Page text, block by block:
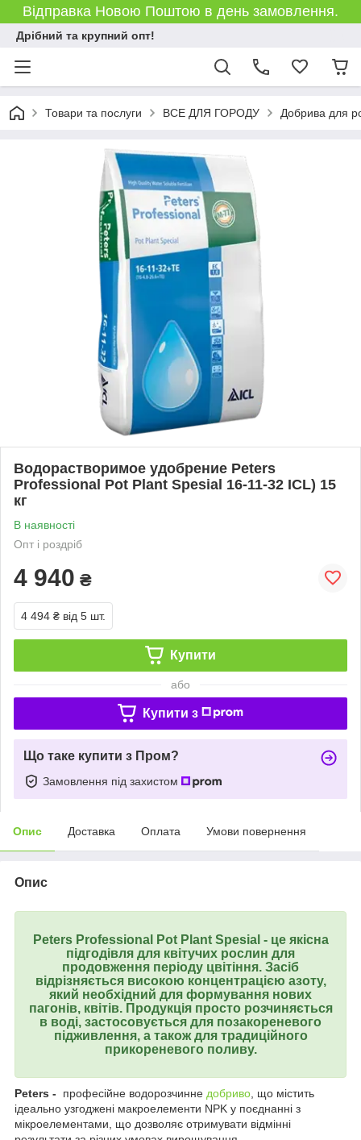
Відправка Новою Поштою в день замовлення.
Дрібний та крупний опт!
Товари та послуги ВСЕ ДЛЯ ГОРОДУ Добрива для
Водорастворимое удобрение Peters
Professional Pot Plant Spesial 16-11-32 ICL) 15
кг
В наявності
Опт і роздріб
4 940 ₴
4 494 ₴ від 5 шт.
Купити
або
Купити з
Що таке купити з Пром?
Замовлення під захистом
Опис Доставка Оплата Умови повернення
Опис
Peters Professional Pot Plant Spesial - це якісна
підгодівля для квітучих рослин для
продовження періоду цвітіння. Засіб
відрізняється високою концентрацією азоту,
який необхідний для формування нових
пагонів, квітів. Продукція просто розчиняється
в воді, застосовується для позакореневого
підживлення, а також для традиційного
прикореневого поливу.
Peters - професійне водорозчинне добриво , що містить
ідеально узгоджені макроелементи NPK у поєднанні з
мікроелементами, що дозволяє отримувати відмінні